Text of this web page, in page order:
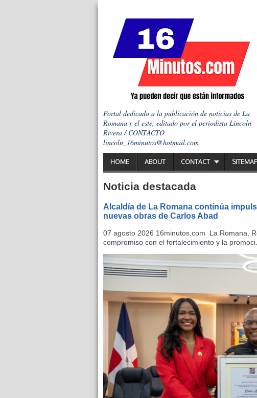
Portal dedicado a la publicación de noticias de La
Romana y el este, editado por el periodista Lincoln
Rivera / CONTACTO
lincoln_16minutos@hotmail.com
HOME ABOUT CONTACT SITEMAP
Noticia destacada
Alcaldía de La Romana continúa
nuevas obras de Carlos Abad
07 agosto 2026 16minutos.com La Romana,
compromiso con el fortalecimiento y la